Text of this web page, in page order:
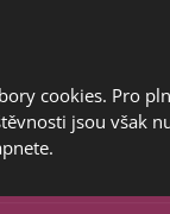
cookies. Pro
jsou však